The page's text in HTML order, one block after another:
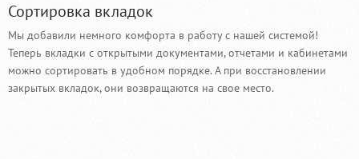
Сортировка вкладок
Мы добавили немного комфорта в работу с нашей системой!
Теперь вкладки с открытыми документами, отчетами и кабинетами
можно сортировать в удобном порядке. А при восстановлении
закрытых вкладок, они возвращаются на свое место.